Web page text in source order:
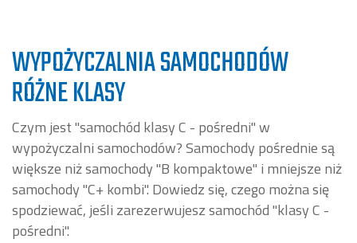
WYPOŻYCZALNIA SAMOCHODÓW
RÓŻNE KLASY
Czym jest "samochód klasy C - pośredni" w
wypożyczalni samochodów? Samochody pośrednie są
większe niż samochody "B kompaktowe" i mniejsze niż
samochody "C+ kombi". Dowiedz się, czego można się
spodziewać, jeśli zarezerwujesz samochód "klasy C -
pośredni".